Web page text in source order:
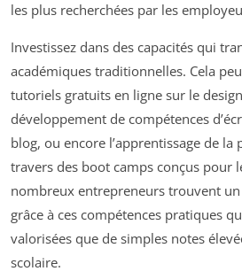
les plus recherchées par les
Investissez dans des capacités qui
académiques traditionnelles. Cela
tutoriels gratuits en ligne sur le
développement de compétences
blog, ou encore l’apprentissage de
travers des boot camps conçus pour
nombreux entrepreneurs trouvent
grâce à ces compétences pratiques
valorisées que de simples notes
scolaire.